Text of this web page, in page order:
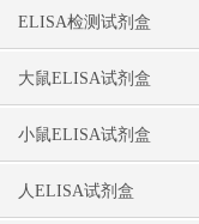
ELISA检测试剂盒
大鼠ELISA试剂盒
小鼠ELISA试剂盒
人ELISA试剂盒